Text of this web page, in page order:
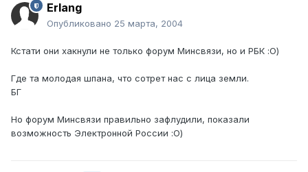
Erlang
Опубликовано 25 марта, 2004
Кстати они хакнули не только форум Минсвязи, но и РБК :О)
Где та молодая шпана, что сотрет нас с лица земли.
БГ
Но форум Минсвязи правильно зафлудили, показали
возможность Электронной России :О)